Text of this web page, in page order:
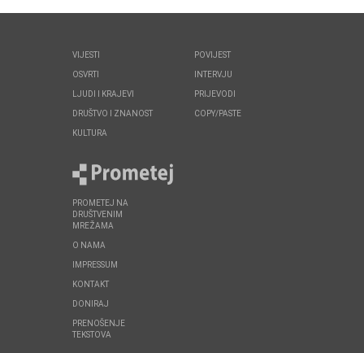
VIJESTI
OSVRTI
LJUDI I KRAJEVI
DRUŠTVO I ZNANOST
KULTURA
POVIJEST
INTERVJU
PRIJEVODI
COPY/PASTE
PROMETEJ NA
DRUŠTVENIM
MREŽAMA
O NAMA
IMPRESSUM
KONTAKT
DONIRAJ
PRENOŠENJE
TEKSTOVA